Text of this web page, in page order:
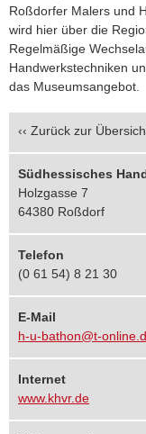
Roßdorfer Malers und
wird hier über die
Regelmäßige
Handwerkstechniken
das Museumsangebot.
‹‹ Zurück zur
Südhessisches
Holzgasse 7
64380 Roßdorf
Telefon
(0 61 54) 8 21 30
E-Mail
h-u-bathon@t-
Internet
www.khvr.de